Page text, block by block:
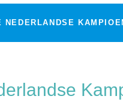
NEDERLANDSE